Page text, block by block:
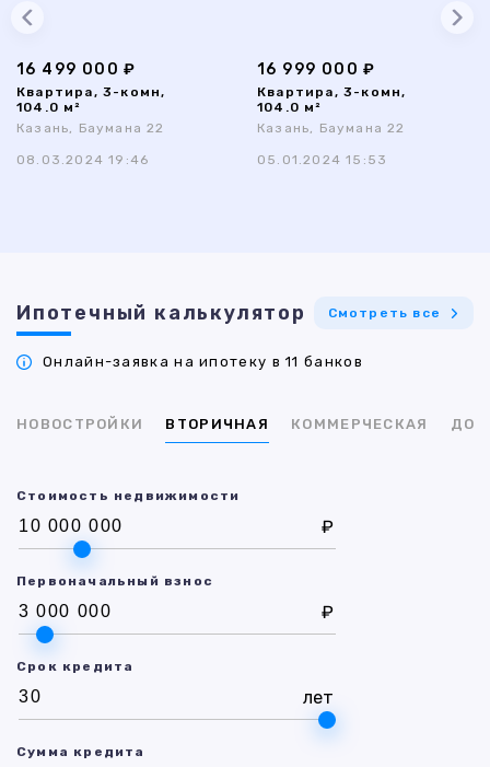
16 499 000 ₽
Квартира, 3-комн,
104.0 м²
Казань, Баумана 22
08.03.2024 19:46
16 999 000 ₽
Квартира, 3-комн,
104.0 м²
Казань, Баумана 22
05.01.2024 15:53
Ипотечный калькулятор Смотреть все
Онлайн-заявка на ипотеку в 11 банков
НОВОСТРОЙКИ ВТОРИЧНАЯ КОММЕРЧЕСКАЯ ДОМ
Стоимость недвижимости
₽
Первоначальный взнос
₽
Срок кредита
лет
Сумма кредита